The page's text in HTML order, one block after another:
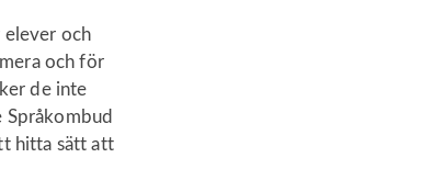
elever och
och för
de inte
hitta sätt att